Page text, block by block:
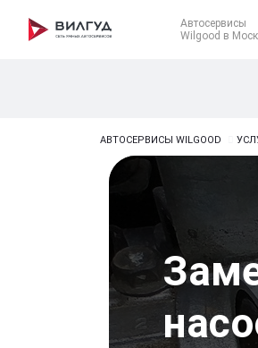
Автосервисы
Wilgood в
АВТОСЕРВИСЫ WILGOOD